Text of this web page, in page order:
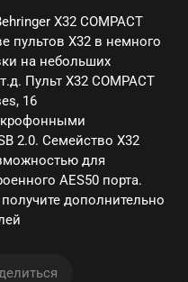
X32 COMPACT
пультов Х32 в немного
на небольших
Пульт X32 COMPACT
16
2.0. Семейство Х32
для
AES50 порта.
дополнительно